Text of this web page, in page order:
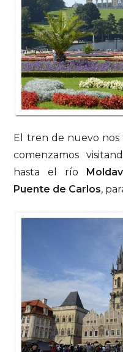
El tren de nuevo nos
comenzamos
hasta el río
Puente de Carlos,